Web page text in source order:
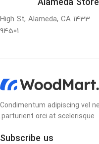
Alameda Store
1433 High St, Alameda, CA
94501
Condimentum adipiscing vel
parturient orci at scelerisque.
Subscribe us